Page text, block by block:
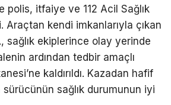
polis, itfaiye ve 112 Acil Sağlık
Araçtan kendi imkanlarıyla çıkan
sağlık ekiplerince olay yerinde
ardından tedbir amaçlı
kaldırıldı. Kazadan hafif
sürücünün sağlık durumunun iyi